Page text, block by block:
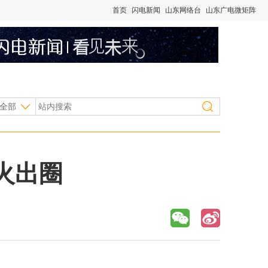
首页 闪电新闻 山东网络台 山东广电微矩阵
部
出圈